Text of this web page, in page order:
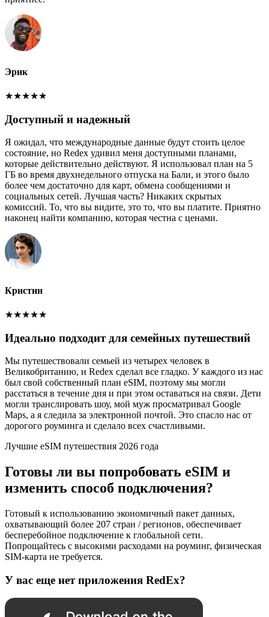
Эрик
★★★★★
Доступный и надежный
Я ожидал, что международные данные будут стоить целое
состояние, но Redex удивил меня доступными планами,
которые действительно действуют. Я использовал план на 5
ГБ во время двухнедельного отпуска на Бали, и этого было
более чем достаточно для карт, обмена сообщениями и
социальных сетей. Лучшая часть? Никаких скрытых
комиссий. То, что вы видите, это то, что вы платите. Приятно
наконец найти компанию, которая честна с ценами.
Кристин
★★★★★
Идеально подходит для семейных путешествий
Мы путешествовали семьей из четырех человек в
Великобританию, и Redex сделал все гладко. У каждого из нас
был свой собственный план eSIM, поэтому мы могли
расстаться в течение дня и при этом оставаться на связи. Дети
могли транслировать шоу, мой муж просматривал Google
Maps, а я следила за электронной почтой. Это спасло нас от
дорогого роуминга и сделало всех счастливыми.
Лучшие eSIM путешествия 2026 года
Готовы ли вы попробовать eSIM и
изменить способ подключения?
Готовый к использованию экономичный пакет данных,
охватывающий более 207 стран / регионов, обеспечивает
бесперебойное подключение к глобальной сети.
Попрощайтесь с высокими расходами на роуминг, физическая
SIM-карта не требуется.
У вас еще нет приложения RedEx?